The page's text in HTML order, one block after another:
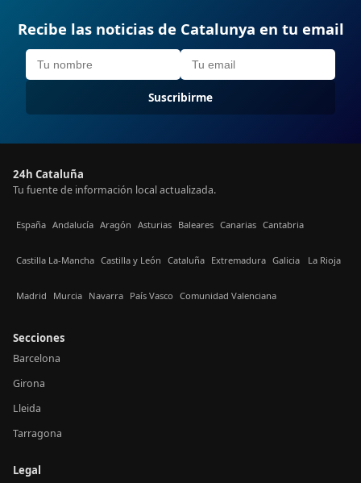
Recibe las noticias de Catalunya en tu email
Suscribirme
24h Cataluña
Tu fuente de información local actualizada.
España Andalucía Aragón Asturias Baleares Canarias Cantabria
Castilla La-Mancha Castilla y León Cataluña Extremadura Galicia La Rioja
Madrid Murcia Navarra País Vasco Comunidad Valenciana
Secciones
Barcelona
Girona
Lleida
Tarragona
Legal